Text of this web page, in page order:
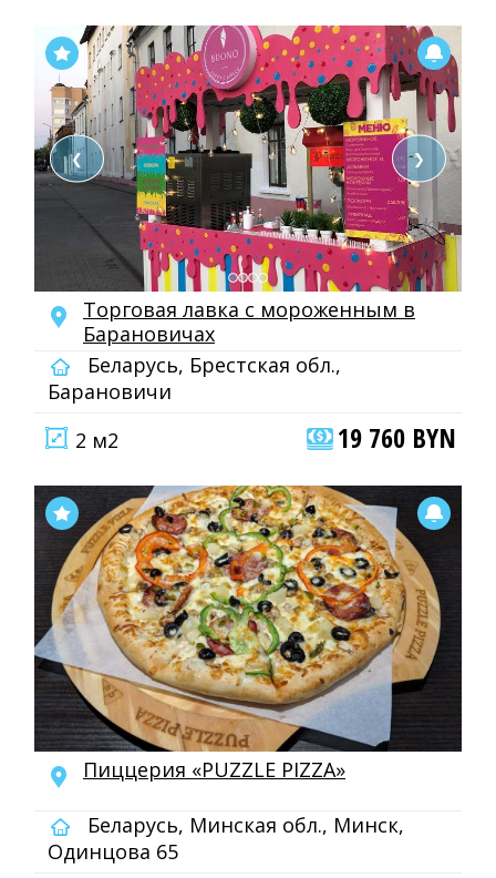
❮ ❯
Торговая лавка с мороженным в
Барановичах
Беларусь, Брестская обл.,
Барановичи
2 м2
19 760 BYN
Пиццерия «PUZZLE PIZZA»
Беларусь, Минская обл., Минск,
Одинцова 65